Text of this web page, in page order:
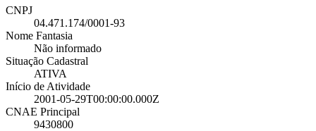
CNPJ
04.471.174/0001-93
Nome Fantasia
Não informado
Situação Cadastral
ATIVA
Início de Atividade
2001-05-29T00:00:00.000Z
CNAE Principal
9430800